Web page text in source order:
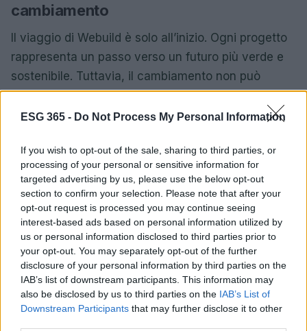
ESG 365 - Do Not Process My Personal Information
If you wish to opt-out of the sale, sharing to third parties, or
processing of your personal or sensitive information for
targeted advertising by us, please use the below opt-out
section to confirm your selection. Please note that after your
opt-out request is processed you may continue seeing
interest-based ads based on personal information utilized by
us or personal information disclosed to third parties prior to
your opt-out. You may separately opt-out of the further
disclosure of your personal information by third parties on the
IAB’s list of downstream participants. This information may
also be disclosed by us to third parties on the IAB’s List of
Downstream Participants that may further disclose it to other
cambiamento
Il viaggio di Webuild è solo all’inizio. Ogni progetto
rappresenta un passo verso un futuro più verde e
sostenibile. Tuttavia, il cambiamento non può
avvenire senza il coinvolgimento di tutti noi.
Condividi le tue idee su come possiamo tutti
di seguire i progetti di Webuild per rimanere
aggiornato su come queste infrastrutture stanno
cambiando il mondo. Ogni voce conta, e la tua
potrebbe essere quella che fa la differenza!
AUTORE
AiAdhubMedia